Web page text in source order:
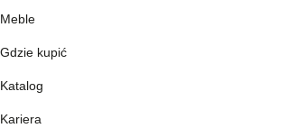
Meble
Gdzie kupić
Katalog
Kariera